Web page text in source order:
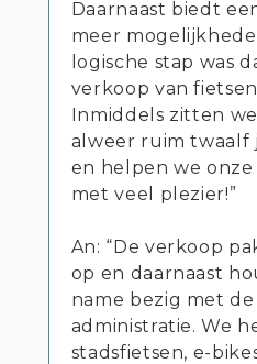
Daarnaast biedt
meer
logische stap was
verkoop van
Inmiddels zitten
alweer ruim twaalf
en helpen we
met veel plezier!”
An: “De verkoop
op en daarnaast
name bezig met
administratie. We
stadsfietsen, e-